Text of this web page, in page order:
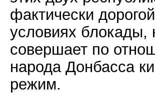
фактически
условиях блокады,
совершает по
народа Донбасса
режим.